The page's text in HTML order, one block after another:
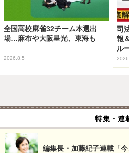
全国高校麻雀32チーム本選出
場…麻布や大阪星光、東海も
2026.8.5
司
報
ル
特集・連
編集長・加藤紀子連載「今